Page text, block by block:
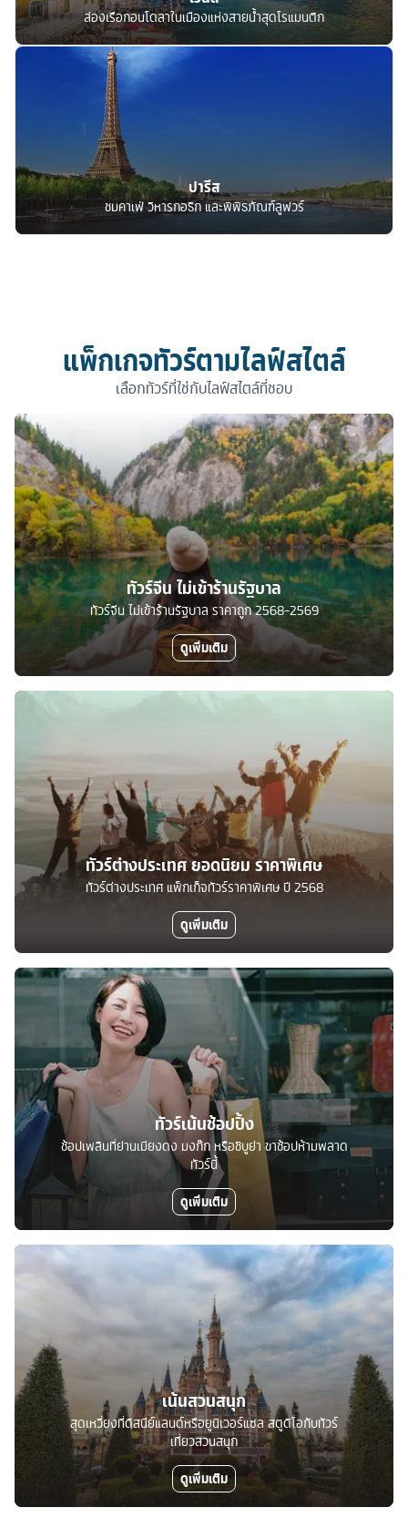
ล่องเรือกอนโดลาในเมืองแห่งสายน้ำสุดโรแมนติก
ปารีส
ชมคาเฟ่ วิหารกอธิก และพิพิธภัณฑ์ลูฟวร์
แพ็กเกจทัวร์ตามไลฟ์สไตล์
เลือกทัวร์ที่ใช่กับไลฟ์สไตล์ที่ชอบ
ทัวร์จีน ไม่เข้าร้านรัฐบาล
ทัวร์จีน ไม่เข้าร้านรัฐบาล ราคาถูก 2568-2569
ดูเพิ่มเติม
ทัวร์ต่างประเทศ ยอดนิยม ราคาพิเศษ
ทัวร์ต่างประเทศ แพ็กเก็จทัวร์ราคาพิเศษ ปี 2568
ดูเพิ่มเติม
ทัวร์เน้นช้อปปิ้ง
ช้อปเพลินที่ย่านเมียงดง มงก๊ก หรือชิบูย่า ขาช้อปห้ามพลาด
ทัวร์นี้
ดูเพิ่มเติม
เน้นสวนสนุก
สุดเหวี่ยงที่ดิสนีย์แลนด์หรือยูนิเวอร์แซล สตูดิโอกับทัวร์
เที่ยวสวนสนุก
ดูเพิ่มเติม